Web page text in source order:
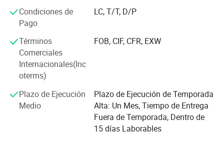
Opciones Marca
Motor y alternador para usted elija
CUMMINS, DEUTZ, STEYR, RICARDO, Volvo, Weichai etc,
con la Marca de alternador mundialmente famosa como
STAMFORD, MARATHON, LEROY SOMER, etc. ventaja de
menos ruido, vibración más baja, arranque fácil,
rendimiento fiable, ampliamente utilizado en fábricas,
minas, bancos, hospitales, telecomunicaciones,
altura, comunicaciones, seguridad médica, construcción
de carreteras, minas, centrales eléctricas independientes y
otros proyectos y otros campos.
Condiciones de
Pago
LC, T/T, D/P
Términos
Comerciales
Internacionales(Inc
oterms)
FOB, CIF, CFR, EXW
Plazo de Ejecución
Medio
Plazo de Ejecución de Temporada
Alta: Un Mes, Tiempo de Entrega
Fuera de Temporada, Dentro de
15 días Laborables